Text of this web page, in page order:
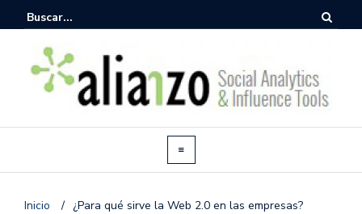
Inicio / ¿Para qué sirve la Web 2.0 en las empresas?